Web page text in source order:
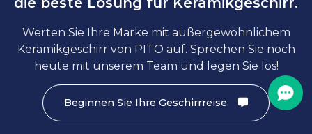
Werten Sie Ihre Marke mit außergewöhnlichem
Keramikgeschirr von PITO auf. Sprechen Sie noch
heute mit unserem Team und legen Sie los!
Beginnen Sie Ihre Geschirrreise